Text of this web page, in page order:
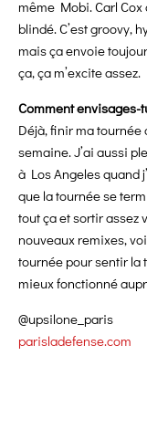
même Mobi. Carl Cox
blindé. C’est groovy,
mais ça envoie
ça, ça m’excite assez.
Comment envisages-
Déjà, finir ma tournée
semaine. J’ai aussi
à Los Angeles quand
que la tournée se
tout ça et sortir assez
nouveaux remixes,
tournée pour sentir la
mieux fonctionné
@upsilone_paris
parisladefense.com